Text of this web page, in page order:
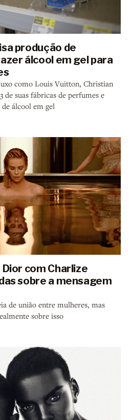
produção de
álcool em gel para
como Louis Vuitton, Christian
suas fábricas de perfumes e
álcool em gel
com Charlize
sobre a mensagem
de união entre mulheres, mas
sobre isso